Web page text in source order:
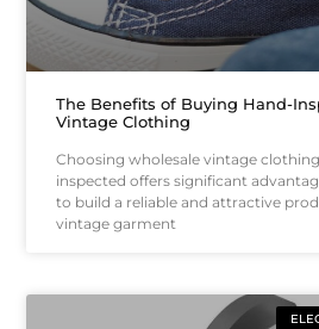
The Benefits of Buying Hand-
Vintage Clothing
Choosing wholesale vintage
inspected offers significant
to build a reliable and attractive
vintage garment